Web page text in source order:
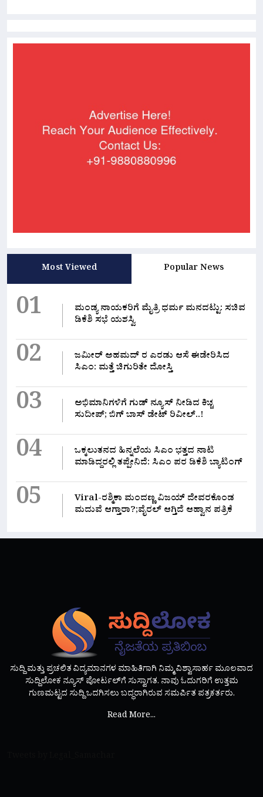
Most Viewed Popular News
01
ಮಂಡ್ಯ ನಾಯಕರಿಗೆ ಮೈತ್ರಿ ಧರ್ಮ ಮನದಟ್ಟು: ಸಚಿವ
ಡಿಕೆಶಿ ಸಭೆ ಯಶಸ್ವಿ
02
ಜಮೀರ್ ಅಹಮದ್ ರ ಎರಡು ಆಸೆ ಈಡೇರಿಸಿದ
ಸಿಎಂ: ಮತ್ತೆ ಚಿಗುರಿತೇ ದೋಸ್ತಿ
03
ಅಭಿಮಾನಿಗಳಿಗೆ ಗುಡ್ ನ್ಯೂಸ್ ನೀಡಿದ ಕಿಚ್ಚ
ಸುದೀಪ್; ಬಿಗ್ ಬಾಸ್ ಡೇಟ್ ರಿವೀಲ್..!
04
ಒಕ್ಕಲುತನದ ಹಿನ್ನಲೆಯ ಸಿಎಂ ಭತ್ತದ ನಾಟಿ
ಮಾಡಿದ್ದರಲ್ಲಿ‌ ತಪ್ಪೇನಿದೆ: ಸಿಎಂ ಪರ ಡಿಕೆಶಿ ಬ್ಯಾಟಿಂಗ್
05
Viral-ರಶ್ಮಿಕಾ ಮಂದಣ್ಣ ವಿಜಯ್ ದೇವರಕೊಂಡ
ಮದುವೆ ಆಗ್ತಾರಾ?;ವೈರಲ್ ಆಗ್ತಿದೆ ಆಹ್ವಾನ ಪತ್ರಿಕೆ
ಸುದ್ದಿ ಮತ್ತು ಪ್ರಚಲಿತ ವಿದ್ಯಮಾನಗಳ ಮಾಹಿತಿಗಾಗಿ ನಿಮ್ಮ ವಿಶ್ವಾಸಾರ್ಹ ಮೂಲವಾದ
ಸುದ್ದಿಲೋಕ ನ್ಯೂಸ್ ಪೋರ್ಟಲ್‌ಗೆ ಸುಸ್ವಾಗತ. ನಾವು ಓದುಗರಿಗೆ ಉತ್ತಮ
ಗುಣಮಟ್ಟದ ಸುದ್ದಿ ಒದಗಿಸಲು ಬದ್ಧರಾಗಿರುವ ಸಮರ್ಪಿತ ಪತ್ರಕರ್ತರು.
Read More...